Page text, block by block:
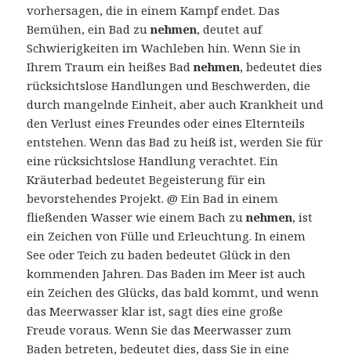
vorhersagen, die in einem Kampf endet. Das
Bemühen, ein Bad zunehmen, deutet auf
Schwierigkeiten im Wachleben hin. Wenn Sie in
Ihrem Traum ein heißes Badnehmen, bedeutet dies
rücksichtslose Handlungen und Beschwerden, die
durch mangelnde Einheit, aber auch Krankheit und
den Verlust eines Freundes oder eines Elternteils
entstehen. Wenn das Bad zu heiß ist, werden Sie für
eine rücksichtslose Handlung verachtet. Ein
Kräuterbad bedeutet Begeisterung für ein
bevorstehendes Projekt. @ Ein Bad in einem
fließenden Wasser wie einem Bach zunehmen, ist
ein Zeichen von Fülle und Erleuchtung. In einem
See oder Teich zu baden bedeutet Glück in den
kommenden Jahren. Das Baden im Meer ist auch
ein Zeichen des Glücks, das bald kommt, und wenn
das Meerwasser klar ist, sagt dies eine große
Freude voraus. Wenn Sie das Meerwasser zum
Baden betreten, bedeutet dies, dass Sie in eine